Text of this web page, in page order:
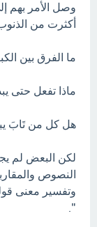
وصل الأمر بهم
أكثرت من
ما الفرق بين
ماذا تفعل حتى
هل كل من تَابَ
لكن البعض لم
النصوص
وتفسير معنى
".